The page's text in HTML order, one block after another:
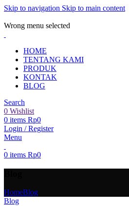
Skip to navigation Skip to main content
Wrong menu selected
HOME
TENTANG KAMI
PRODUK
KONTAK
BLOG
Search
0 Wishlist
0 items Rp0
Login / Register
Menu
0 items Rp0
HomeBlog
Blog